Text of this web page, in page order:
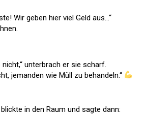
Wir geben hier viel Geld aus…“
unterbrach er sie scharf.
jemanden wie Müll zu behandeln.“
in den Raum und sagte dann: